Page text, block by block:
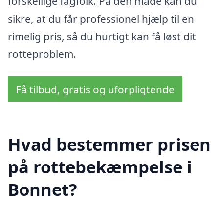
sikre, at du får professionel hjælp til en
rimelig pris, så du hurtigt kan få løst dit
rotteproblem.
Få tilbud, gratis og uforpligtende
Hvad bestemmer prisen
på rottebekæmpelse i
Bonnet?